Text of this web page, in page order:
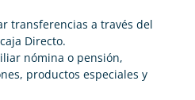
transferencias a través del
Directo.
nómina o pensión,
productos especiales y